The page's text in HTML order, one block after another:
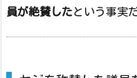
員が絶賛したという事実だ